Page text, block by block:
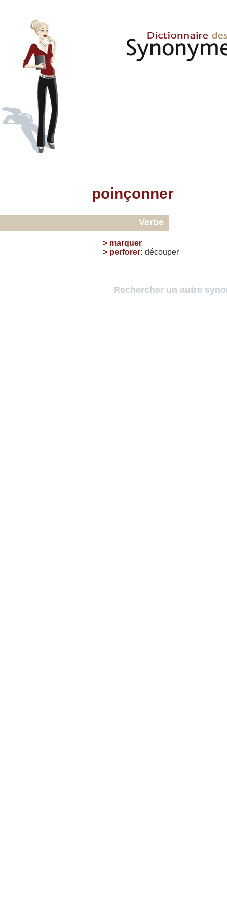
poinçonner
Verbe
> marquer
> perforer: découper
Rechercher un autre